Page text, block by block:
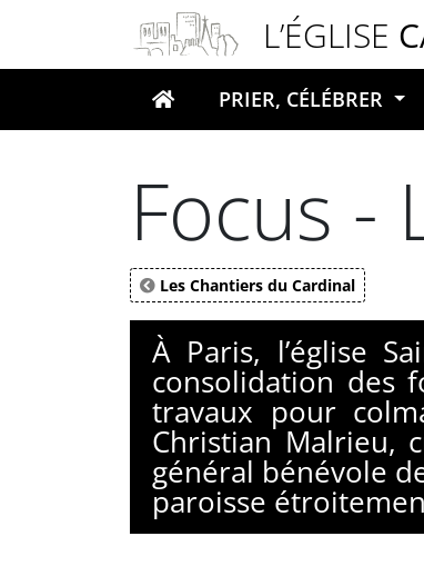
L’ÉGLISE
Votre recherche
PRIER, CÉLÉBRER
Focus -
Les Chantiers du Cardinal
À Paris, l’église
consolidation des
travaux pour
Christian Malrieu,
général bénévole
paroisse
Panneau de gestion des cookies